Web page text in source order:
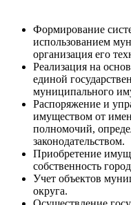
Формирование
использованием
организация его
Реализация на
единой
муниципального
Распоряжение и
имуществом от
полномочий,
законодательством.
Приобретение
собственность
Учет объектов
округа.